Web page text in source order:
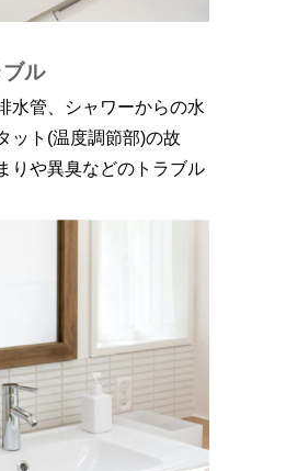
ル
水管、シャワーからの水
ット(温度調節部)の故
りや異臭などのトラブル